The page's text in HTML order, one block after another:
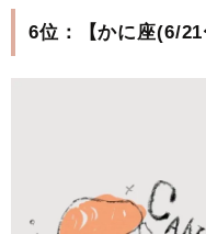
6位：【かに座(6/